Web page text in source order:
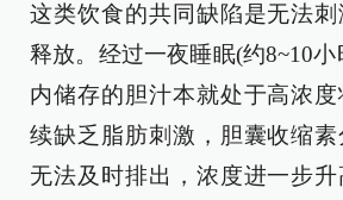
这类饮食的共同缺陷是无法
释放。经过一夜睡眠(约8~10
内储存的胆汁本就处于高浓
续缺乏脂肪刺激，胆囊收缩
无法及时排出，浓度进一步升